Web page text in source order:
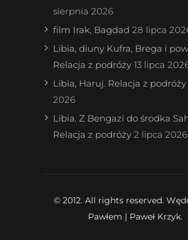
sierpnia 2026
film Irak, Bagdad 28 lipca
Libia, diuny Kufra, Brega i
Relacja z podróży 13 lipca
Libia, Haruj. Relacja z podróży
2026
Libia. Z Bengazi do środka
Relacja z podróży 2 lipca 2026
© 2012. All rights reserved.
Pawłem | Paweł Krzyk.